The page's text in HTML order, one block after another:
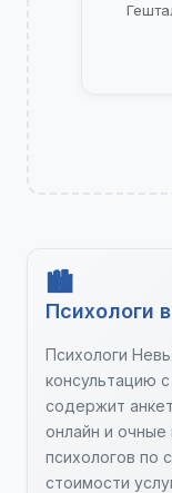
Психологи
Психологи
консультацию
содержит
онлайн и очные
психологов по
стоимости